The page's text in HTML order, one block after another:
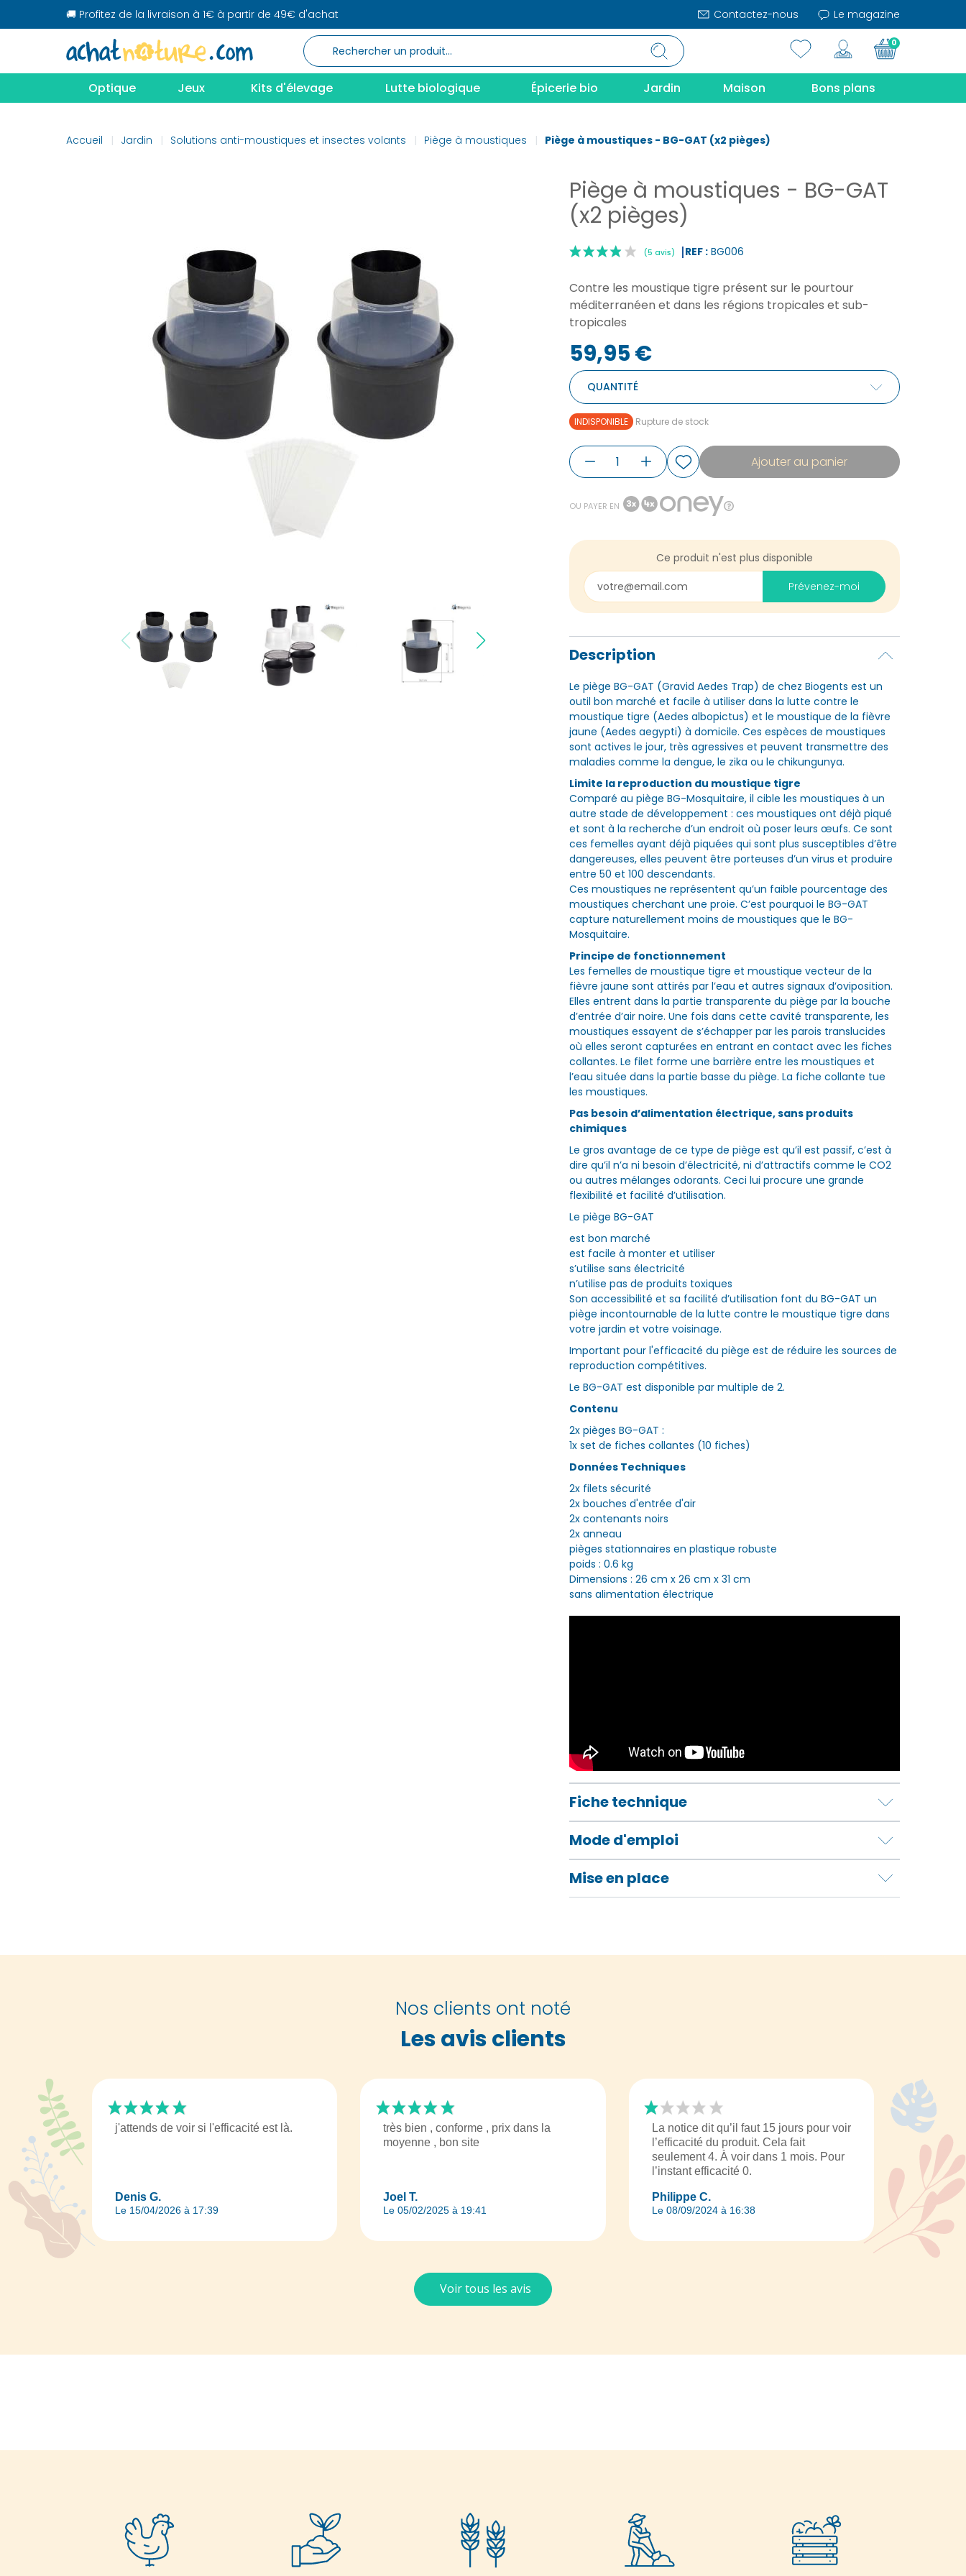
🚚 Profitez de la livraison à 1€ à partir de 49€ d'achat Contactez-nous Le magazine
0
Optique Jeux Kits d'élevage Lutte biologique Épicerie bio Jardin Maison Bons plans
Accueil Jardin Solutions anti-moustiques et insectes volants Piège à moustiques Piège à moustiques - BG-GAT (x2 pièges)
Piège à moustiques - BG-GAT
(x2 pièges)
REF : BG006
|
Contre les moustique tigre présent sur le pourtour
méditerranéen et dans les régions tropicales et sub-
tropicales
59,95 €
QUANTITÉ
INDISPONIBLE Rupture de stock
Ajouter au panier
OU PAYER EN
Ce produit n'est plus disponible
Prévenez-moi
Description
Le piège BG-GAT (Gravid Aedes Trap) de chez Biogents est un
outil bon marché et facile à utiliser dans la lutte contre le
moustique tigre (Aedes albopictus) et le moustique de la fièvre
jaune (Aedes aegypti) à domicile. Ces espèces de moustiques
sont actives le jour, très agressives et peuvent transmettre des
maladies comme la dengue, le zika ou le chikungunya.
Limite la reproduction du moustique tigre
Comparé au piège BG-Mosquitaire, il cible les moustiques à un
autre stade de développement : ces moustiques ont déjà piqué
et sont à la recherche d’un endroit où poser leurs œufs. Ce sont
ces femelles ayant déjà piquées qui sont plus susceptibles d’être
dangereuses, elles peuvent être porteuses d’un virus et produire
entre 50 et 100 descendants.
Ces moustiques ne représentent qu’un faible pourcentage des
moustiques cherchant une proie. C’est pourquoi le BG-GAT
capture naturellement moins de moustiques que le BG-
Mosquitaire.
Principe de fonctionnement
Les femelles de moustique tigre et moustique vecteur de la
fièvre jaune sont attirés par l’eau et autres signaux d’oviposition.
Elles entrent dans la partie transparente du piège par la bouche
d’entrée d’air noire. Une fois dans cette cavité transparente, les
moustiques essayent de s’échapper par les parois translucides
où elles seront capturées en entrant en contact avec les fiches
collantes. Le filet forme une barrière entre les moustiques et
l’eau située dans la partie basse du piège. La fiche collante tue
les moustiques.
Pas besoin d’alimentation électrique, sans produits
chimiques
Le gros avantage de ce type de piège est qu’il est passif, c’est à
dire qu’il n’a ni besoin d’électricité, ni d’attractifs comme le CO2
ou autres mélanges odorants. Ceci lui procure une grande
flexibilité et facilité d’utilisation.
Le piège BG-GAT
est bon marché
est facile à monter et utiliser
s’utilise sans électricité
n’utilise pas de produits toxiques
Son accessibilité et sa facilité d’utilisation font du BG-GAT un
piège incontournable de la lutte contre le moustique tigre dans
votre jardin et votre voisinage.
Important pour l'efficacité du piège est de réduire les sources de
reproduction compétitives.
Le BG-GAT est disponible par multiple de 2.
Contenu
2x pièges BG-GAT :
1x set de fiches collantes (10 fiches)
Données Techniques
2x filets sécurité
2x bouches d'entrée d'air
2x contenants noirs
2x anneau
pièges stationnaires en plastique robuste
poids : 0.6 kg
Dimensions : 26 cm x 26 cm x 31 cm
sans alimentation électrique
Fiche technique
Mode d'emploi
Mise en place
Nos clients ont noté
Les avis clients
Denis G.
Le 15/04/2026 à 17:39
j'attends de voir si l'efficacité est là.
Joel T.
Le 05/02/2025 à 19:41
très bien , conforme , prix dans la
moyenne , bon site
Philippe C.
Le 08/09/2024 à 16:38
La notice dit qu’il faut 15 jours pour voir
l’efficacité du produit. Cela fait
seulement 4. À voir dans 1 mois. Pour
l’instant efficacité 0.
Voir tous les avis